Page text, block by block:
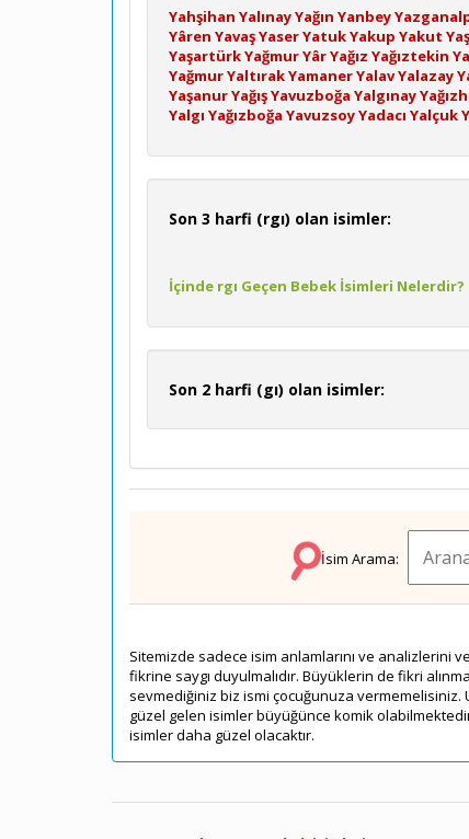
Yahşihan YalınayYağın Yanbey
Yâren YavaşYaserYatukYakup Yakut
YaşartürkYağmurYârYağız Yağıztekin
YağmurYaltırakYamanerYalavYalazay
YaşanurYağışYavuzboğa Yalgınay
Yalgı Yağızboğa YavuzsoyYadacı Yalçuk
Son 3 harfi (rgı) olan isimler:
İçinde rgı Geçen Bebek İsimleri Nelerdir?
Son 2 harfi (gı) olan isimler:
İsim Arama:
Sitemizde sadece isim anlamlarını ve analizlerini
fikrine saygı duyulmalıdır. Büyüklerin de fikri
sevmediğiniz biz ismi çocuğunuza
güzel gelen isimler büyüğünce komik
isimler daha güzel olacaktır.